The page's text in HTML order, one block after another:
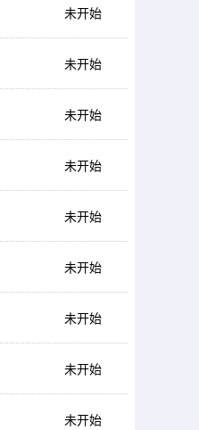
未开始
未开始
未开始
未开始
未开始
未开始
未开始
未开始
未开始